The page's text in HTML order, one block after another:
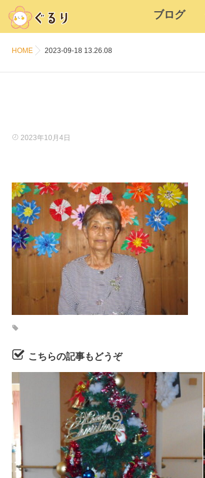
ブログ
HOME 2023-09-18 13.26.08
2023年10月4日
こちらの記事もどうぞ